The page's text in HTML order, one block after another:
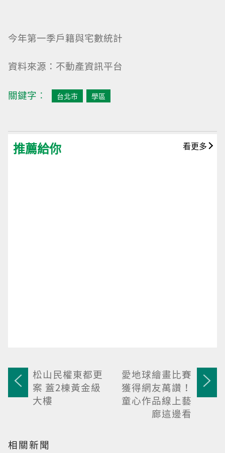
今年第一季戶籍與宅數統計
資料來源：不動產資訊平台
關鍵字︰ 台北市 學區
推薦給你 看更多
松山民權東都更
案 蓋2棟黃金級
大樓
愛地球繪畫比賽
獲得網友萬讚！
童心作品線上藝
廊這邊看
相關新聞